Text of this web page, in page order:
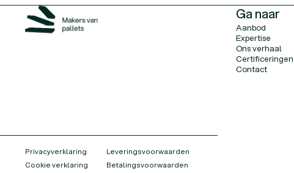
Privacyverklaring
Leveringsvoorwaarden
Cookie verklaring
Betalingsvoorwaarden
Ga naar
Aanbod
Expertise
Ons verhaal
Certificeringen
Contact